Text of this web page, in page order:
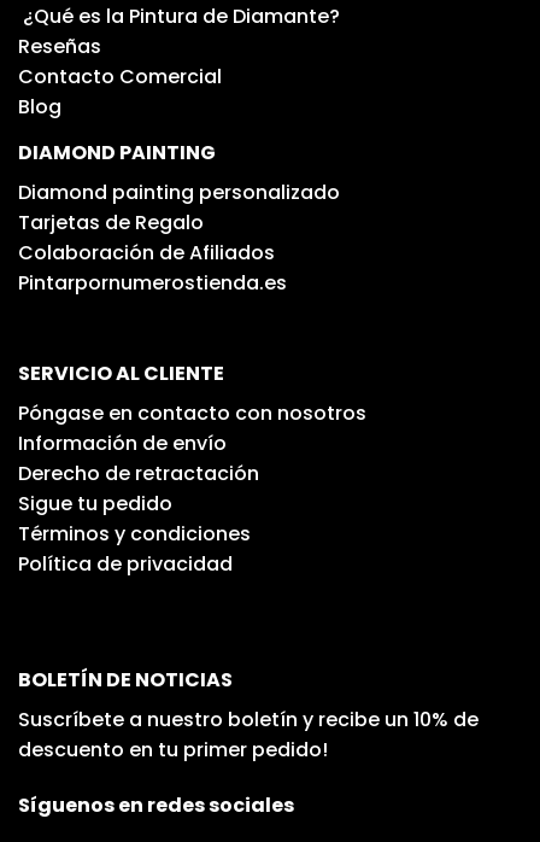
¿Qué es la Pintura de Diamante?
Reseñas
Contacto Comercial
Blog
DIAMOND PAINTING
Diamond painting personalizado
Tarjetas de Regalo
Colaboración de Afiliados
Pintarpornumerostienda.es
SERVICIO AL CLIENTE
Póngase en contacto con nosotros
Información de envío
Derecho de retractación
Sigue tu pedido
Términos y condiciones
Política de privacidad
BOLETÍN DE NOTICIAS
Suscríbete a nuestro boletín y recibe un 10% de
descuento en tu primer pedido!
Síguenos en redes sociales